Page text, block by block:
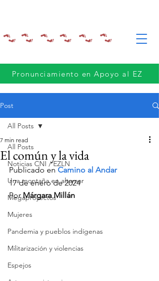
Pronunciamiento en Apoyo al EZ
Post
All Posts
Noticias CNI / EZLN
Una montaña en altamar
Megaproyectos
Mujeres
Pandemia y pueblos indígenas
Militarización y violencias
Espejos
All Posts
El común y la vida
7 min read
Publicado en Camino al Andar
17 de enero de 2024
Por Márgara Millán